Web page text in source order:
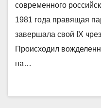
современного
1981 года правящая
завершала свой IX
Происходил
на…